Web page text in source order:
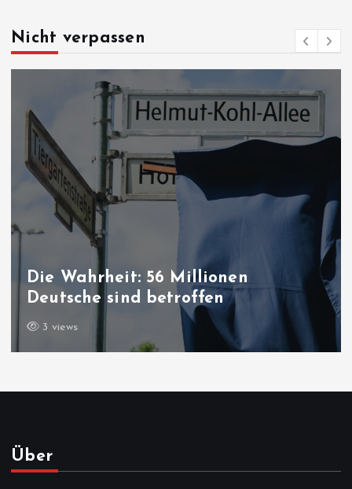
Nicht verpassen
Die Wahrheit: 56 Millionen
Deutsche sind betroffen
3 views
Über